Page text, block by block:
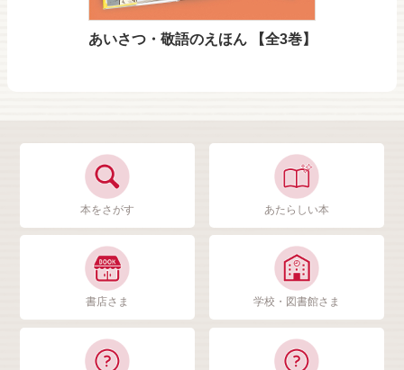
あいさつ・敬語のえほん 【全3巻】
本をさがす あたらしい本
書店さま 学校・図書館さま